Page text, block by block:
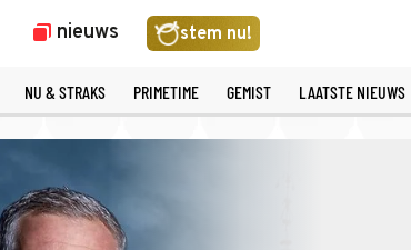
nieuws stem nu!
NU & STRAKS PRIMETIME GEMIST LAATSTE NIEUWS